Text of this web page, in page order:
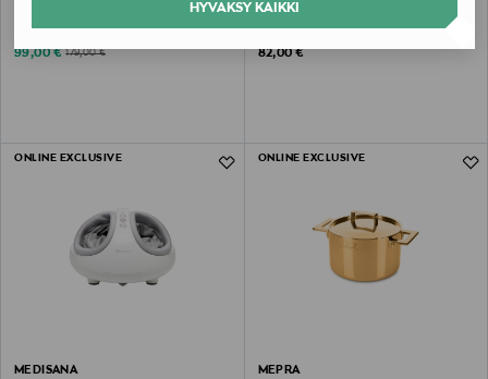
HYVÄKSY KAIKKI
GetUpDesk light
Discounted Price
99,00 € Original Price
179,00 €
TUOHI JEWELRY
SANA SINGLE LETTER
Original Price
82,00 €
ONLINE EXCLUSIVE
MEDISANA
ONLINE EXCLUSIVE
MEPRA